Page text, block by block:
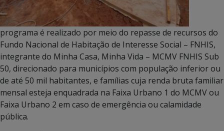
programa é realizado por meio do repasse de recursos do
Fundo Nacional de Habitação de Interesse Social – FNHIS,
integrante do Minha Casa, Minha Vida – MCMV FNHIS Sub
50, direcionado para municípios com população inferior ou
de até 50 mil habitantes, e famílias cuja renda bruta familiar
mensal esteja enquadrada na Faixa Urbano 1 do MCMV ou
Faixa Urbano 2 em caso de emergência ou calamidade
pública.